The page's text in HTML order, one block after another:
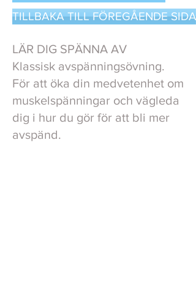
TILLBAKA TILL FÖREGÅENDE SIDA
LÄR DIG SPÄNNA AV
Klassisk avspänningsövning.
För att öka din medvetenhet om
muskelspänningar och vägleda
dig i hur du gör för att bli mer
avspänd.